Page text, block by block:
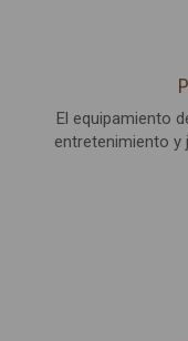
El equipamiento
entretenimiento y